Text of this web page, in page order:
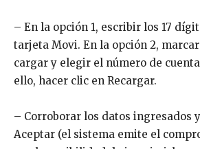
– En la opción 1, escribir los 17
tarjeta Movi. En la opción 2,
cargar y elegir el número de
ello, hacer clic en Recargar.
– Corroborar los datos ingresados
Aceptar (el sistema emite el